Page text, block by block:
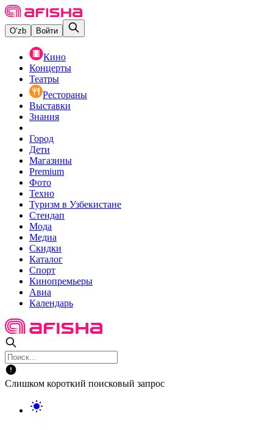
O‘zb Войти
Кино
Концерты
Театры
Рестораны
Выставки
Знания
Город
Дети
Магазины
Premium
Фото
Техно
Туризм в Узбекистане
Стендап
Мода
Медиа
Скидки
Каталог
Спорт
Кинопремьеры
Авиа
Календарь
Слишком короткий поисковый запрос